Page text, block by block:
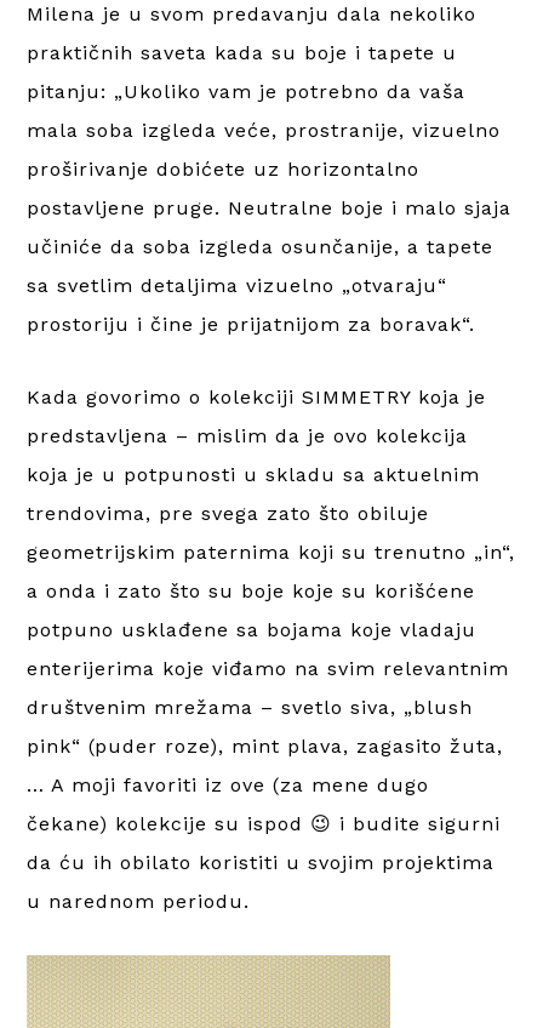
Milena je u svom predavanju dala nekoliko
praktičnih saveta kada su boje i tapete u
pitanju: „Ukoliko vam je potrebno da vaša
mala soba izgleda veće, prostranije, vizuelno
proširivanje dobićete uz horizontalno
postavljene pruge. Neutralne boje i malo sjaja
učiniće da soba izgleda osunčanije, a tapete
sa svetlim detaljima vizuelno „otvaraju“
prostoriju i čine je prijatnijom za boravak“.
Kada govorimo o kolekciji SIMMETRY koja je
predstavljena – mislim da je ovo kolekcija
koja je u potpunosti u skladu sa aktuelnim
trendovima, pre svega zato što obiluje
geometrijskim paternima koji su trenutno „in“,
a onda i zato što su boje koje su korišćene
potpuno usklađene sa bojama koje vladaju
enterijerima koje viđamo na svim relevantnim
društvenim mrežama – svetlo siva, „blush
pink“ (puder roze), mint plava, zagasito žuta,
… A moji favoriti iz ove (za mene dugo
čekane) kolekcije su ispod 😉 i budite sigurni
da ću ih obilato koristiti u svojim projektima
u narednom periodu.